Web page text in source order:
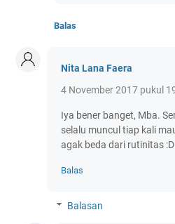
Balas
Nita Lana Faera
4 November 2017 pukul
Iya bener banget, Mba.
selalu muncul tiap kali
agak beda dari rutinitas :D
Balas
Balasan